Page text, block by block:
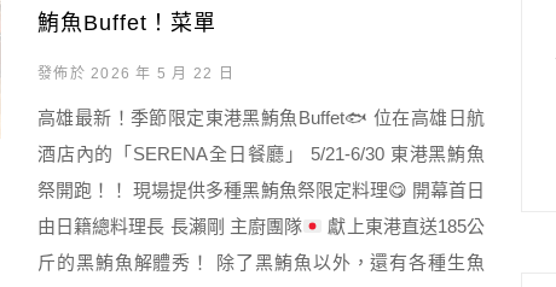
鮪魚Buffet！菜單
發佈於 2026 年 5 月 22 日
高雄最新！季節限定東港黑鮪魚Buffet🐟 位在高雄日航
酒店內的「SERENA全日餐廳」 5/21-6/30 東港黑鮪魚
祭開跑！！ 現場提供多種黑鮪魚祭限定料理😋 開幕首日
由日籍總料理長 長瀨剛 主廚團隊
獻上東港直送185公
斤的黑鮪魚解體秀！ 除了黑鮪魚以外，還有各種生魚